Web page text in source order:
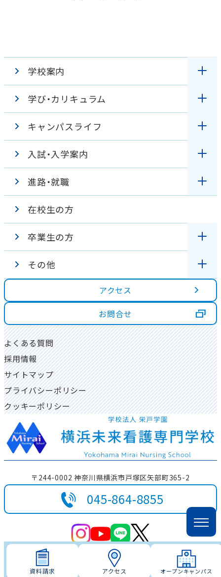
学校案内
理事長・学校長挨拶
教育理念・アドミッションポリシー
特色
学校見学バーチャルツアー
設置の趣旨・沿革
校章・校歌紹介
アクセス
学校評価
図書室
学び・カリキュラム
授業
臨地実習
カリキュラム
キャンパスライフ
キャンパスガイド
学生の１日
学校行事
出身校
在校生インタビュー
卒業生インタビュー
入試・入学案内
オープンキャンパス
入試情報
WEB出願
学費・奨学金
ダブルスクール制度
進路・就職
国家試験対策
資格・進路
在校生の方
卒業生の方
各種証明書の発行について
同窓会について
その他
高校３年生の方へ
高校1・２年生の方へ
アクセス
お問合せ
よくある質問
採用情報
サイトマップ
プライバシーポリシー
クッキーポリシー
〒244-0002 神奈川県横浜市戸塚区矢部町365-2
045-864-8855
© Yokohama Mirai Nursing School. All right
s reserved.
資料請求 アクセス オープンキャンパス